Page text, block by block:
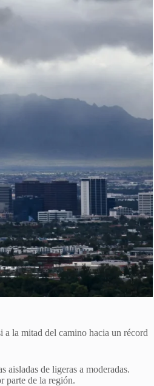
a la mitad del camino hacia un récord
aisladas de ligeras a moderadas.
parte de la región.